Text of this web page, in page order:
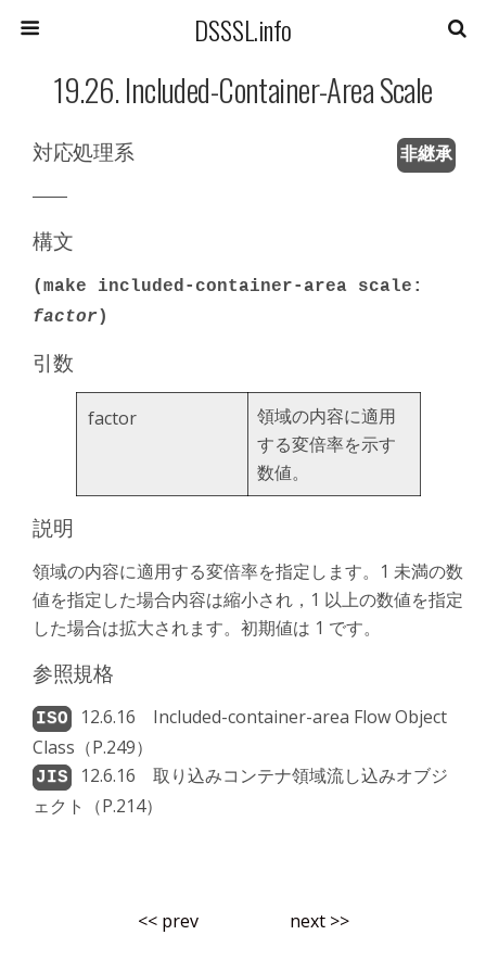
DSSSL.info
19.26. Included-Container-Area Scale
非継承
対応処理系
――
構文
(make included-container-area scale:
factor)
引数
factor
領域の内容に適用
する変倍率を示す
数値。
説明
領域の内容に適用する変倍率を指定します。1 未満の数
値を指定した場合内容は縮小され，1 以上の数値を指定
した場合は拡大されます。初期値は 1 です。
参照規格
12.6.16 Included-container-area Flow Object
Class（P.249）
12.6.16 取り込みコンテナ領域流し込みオブジ
ェクト（P.214）
<< prev next >>